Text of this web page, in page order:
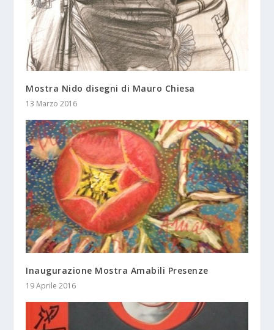
Mostra Nido disegni di Mauro Chiesa
13 Marzo 2016
Inaugurazione Mostra Amabili Presenze
19 Aprile 2016